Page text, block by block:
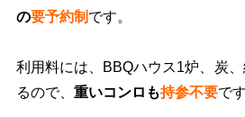
の要予約制 です。
利用料には、BBQハウス1炉、炭
るので、 重いコンロも持参不要で